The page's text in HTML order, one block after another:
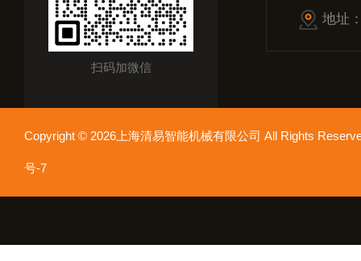
扫码加微信
地址
Copyright © 2026上海清易智能机械有限公司 All Rights
号-7